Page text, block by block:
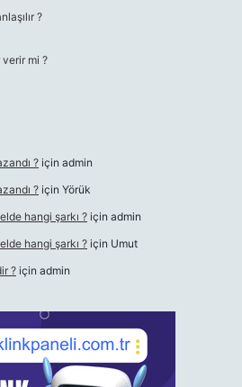
?
mi ?
? için admin
? için Yörük
hangi şarkı ? için admin
hangi şarkı ? için Umut
? için admin